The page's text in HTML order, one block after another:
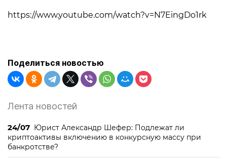
https://www.youtube.com/watch?v=N7EingDo1rk
Поделиться новостью
Лента новостей
24/07 Юрист Александр Шефер: Подлежат ли
криптоактивы включению в конкурсную массу при
банкротстве?